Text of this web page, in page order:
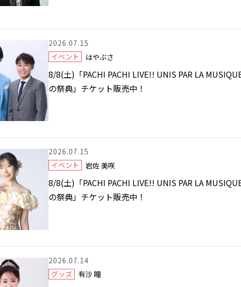
2026.07.15
イベント
はやぶさ
8/8(土)「PACHI PACHI LIVE!! UNIS PAR LA
の祭典」チケット販売中！
2026.07.15
イベント
岩佐 美咲
8/8(土)「PACHI PACHI LIVE!! UNIS PAR LA
の祭典」チケット販売中！
2026.07.14
グッズ
有沙 瞳